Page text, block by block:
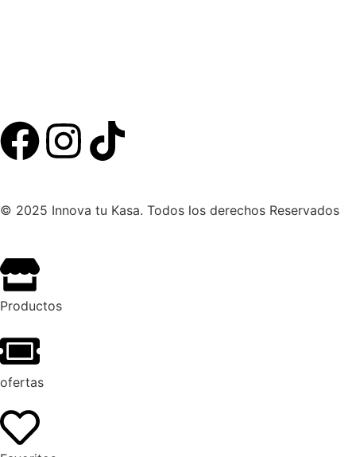
© 2025 Innova tu Kasa. Todos los derechos Reservados
Productos
ofertas